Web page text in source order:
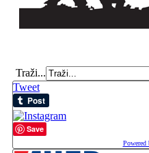
Traži...
Tweet
Save
Powered